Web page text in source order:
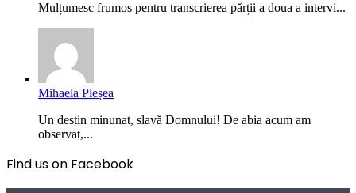
Mulțumesc frumos pentru transcrierea părții a doua a intervi...
Mihaela Pleșea
Un destin minunat, slavă Domnului! De abia acum am
observat,...
Find us on Facebook